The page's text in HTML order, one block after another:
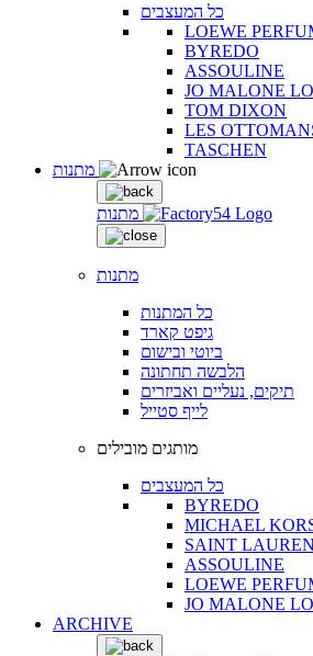
כל המעצבים
LOEWE
BYREDO
ASSOULINE
JO MALONE
TOM DIXON
LES
TASCHEN
מתנות
מתנות
כל המתנות
גיפט קארד
ביוטי ובישום
הלבשה תחתונה
תיקים, נעליים ואביזרים
לייף סטייל
מותגים מובילים
כל המעצבים
BYREDO
MICHAEL
SAINT
ASSOULINE
LOEWE
JO MALONE
ARCHIVE